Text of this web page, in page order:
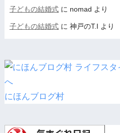
子どもの結婚式に nomad より
子どもの結婚式に 神戸のT.I より
にほんブログ村